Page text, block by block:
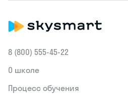
8 (800) 555‑45-22
О школе
Процесс обучения